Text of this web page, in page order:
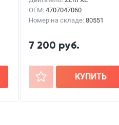
OEM: 4707047060
Номер на складе: 80551
7 200 руб.
+ КУПИТЬ